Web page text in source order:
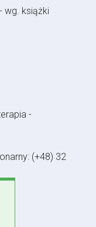
wg. książki
-
(+48) 32